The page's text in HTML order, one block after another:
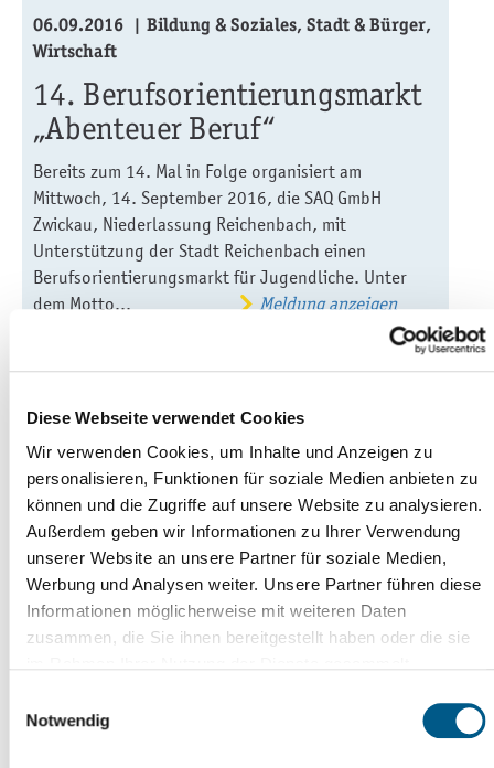
Diese Webseite verwendet Cookies
Wir verwenden Cookies, um Inhalte und Anzeigen zu
personalisieren, Funktionen für soziale Medien anbieten zu
können und die Zugriffe auf unsere Website zu analysieren.
Außerdem geben wir Informationen zu Ihrer Verwendung
unserer Website an unsere Partner für soziale Medien,
Werbung und Analysen weiter. Unsere Partner führen diese
Informationen möglicherweise mit weiteren Daten
zusammen, die Sie ihnen bereitgestellt haben oder die sie
unsererDatenschutzerklärung Impressum.
Notwendig
06.09.2016
Bildung & Soziales, Stadt & Bürger,
Wirtschaft
14. Berufsorientierungsmarkt
„Abenteuer Beruf“
Bereits zum 14. Mal in Folge organisiert am
Mittwoch, 14. September 2016, die SAQ GmbH
Zwickau, Niederlassung Reichenbach, mit
Unterstützung der Stadt Reichenbach einen
Berufsorientierungsmarkt für Jugendliche. Unter
dem Motto...
Meldung anzeigen
10.09.2016
Kultur & Freizeit, Stadt & Bürger,
Freifunk
Initiative in Reichenbach gestartet
Meldung anzeigen
25.10.2016 Bildung & Soziales
15. Gesundheitstag und 20
Jahre Behindertenrat
am 7. September 2016 in der Zeit von 10.00 bis